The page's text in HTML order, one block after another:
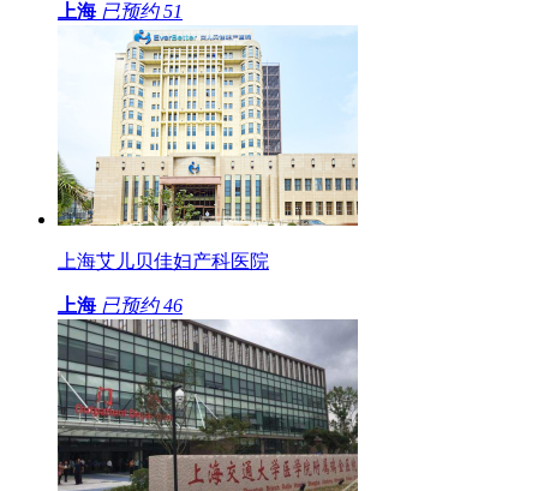
上海 已预约 51
上海艾儿贝佳妇产科医院
上海 已预约 46